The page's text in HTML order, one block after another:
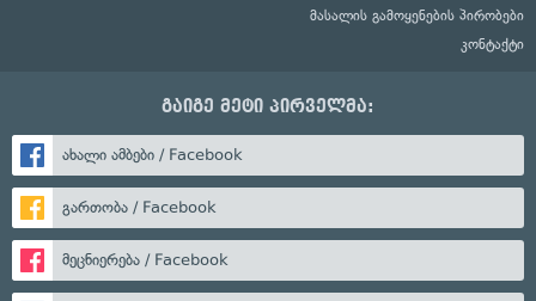
მასალის გამოყენების პირობები
კონტაქტი
გაიგე მეტი პირველმა:
ახალი ამბები / Facebook
გართობა / Facebook
მეცნიერება / Facebook